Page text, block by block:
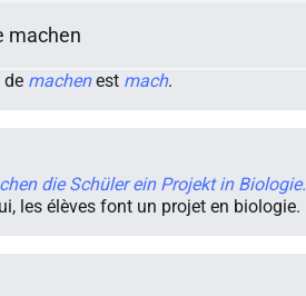
machen
de machenest mach.
die Schüler ein Projekt in Biologie.
les élèves font un projet en biologie.